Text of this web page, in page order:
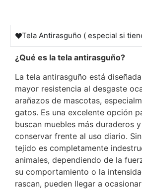
Tela Antirasguño ( especial si
¿Qué es la tela antirasguño?
La tela antirasguño está
mayor resistencia al desgaste
arañazos de mascotas,
gatos. Es una excelente opción
buscan muebles más duraderos
conservar frente al uso diario.
tejido es completamente
animales, dependiendo de la
su comportamiento o la
rascan, pueden llegar a